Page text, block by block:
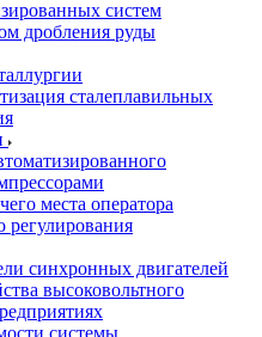
систем
дробления руды
сталеплавильных
места оператора
регулирования
синхронных двигателей
высоковольтного
системы